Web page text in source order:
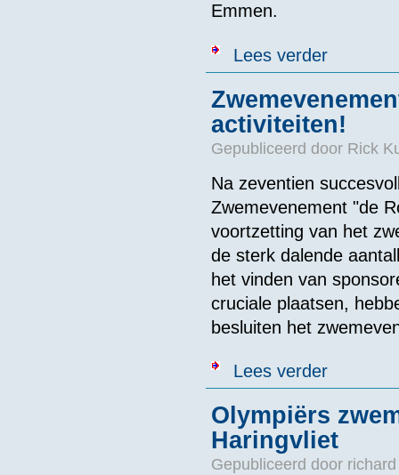
Emmen.
Lees verderover Firgil
activiteiten!
Gepubliceerd door Rick
Na zeventien
Zwemevenement "de
voortzetting van het
de sterk dalende
het vinden van
cruciale plaatsen,
besluiten het
Lees verderover
Olympiërs
Haringvliet
Gepubliceerd door